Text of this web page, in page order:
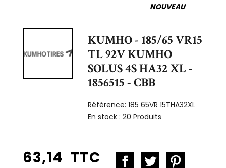
NOUVEAU
KUMHO - 185/65 VR15
TL 92V KUMHO
SOLUS 4S HA32 XL -
1856515 - CBB
Référence:185 65VR 15THA32XL
En stock :20 Produits
63,14 TTC